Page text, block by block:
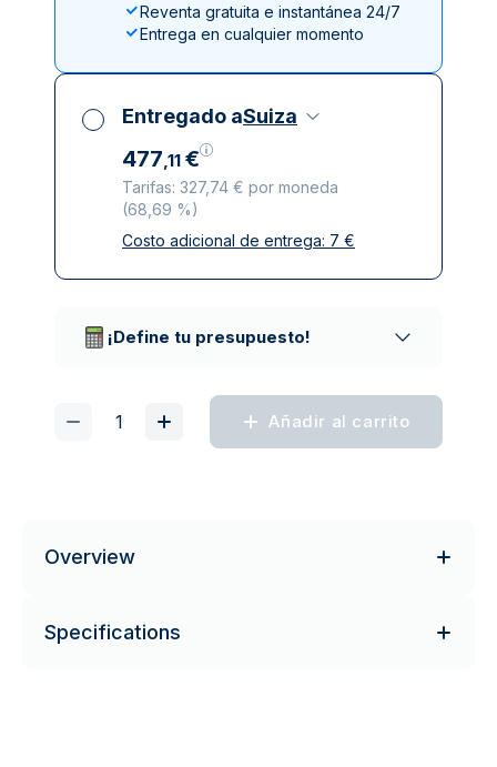
Reventa gratuita e instantánea 24/7
Entrega en cualquier momento
Entregado aSuiza
477,11 €
Tarifas: 327,74 € por moneda
(68,69 %)
Impuestos incluidos
Costo adicional de entrega: 7 €
¡Define tu presupuesto!
Añadir al carrito
Overview
Specifications